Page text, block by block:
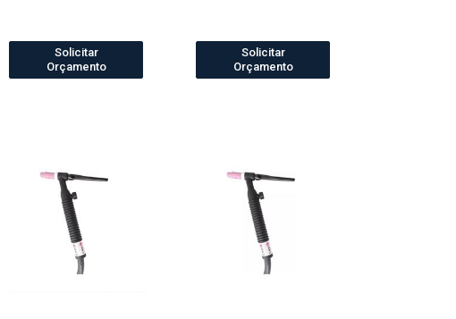
Solicitar
Orçamento
Solicitar
Orçamento